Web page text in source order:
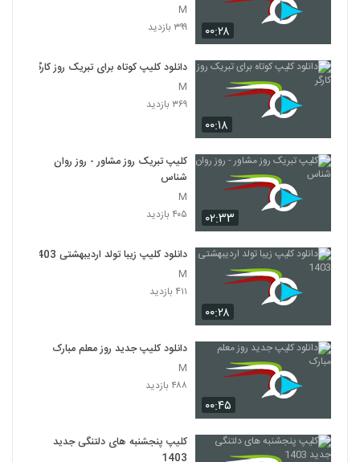
۰۰:۲۸
M
۳۹۹ بازدید
۰۰:۱۸
دانلود کلیپ کوتاه برای تبریک روز کارگر
M
۳۶۹ بازدید
۰۲:۳۳
کلیپ تبریک روز مشاور - روز روان
شناس
M
۴۰۵ بازدید
۰۰:۲۸
دانلود کلیپ زیبا تولد اردیبهشتی 1403
M
۴۱۱ بازدید
۰۰:۴۵
دانلود کلیپ جدید روز معلم مبارک
M
۴۸۸ بازدید
کلیپ پنجشنبه های دلتنگی جدید
1403